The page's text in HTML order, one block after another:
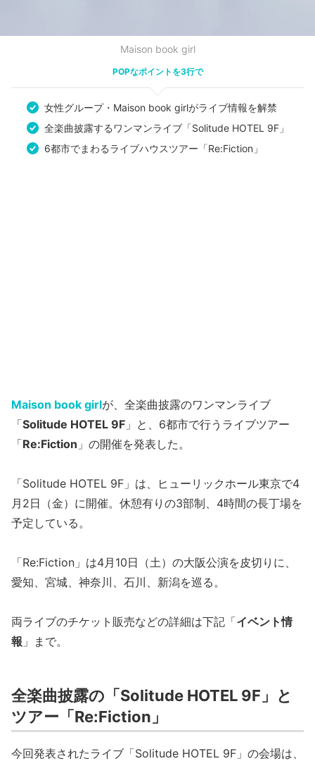
Maison book girl
POPなポイントを3行で
女性グループ・Maison book girlがライブ情報を解禁
全楽曲披露するワンマンライブ「Solitude HOTEL 9F」
6都市でまわるライブハウスツアー「Re:Fiction」
Maison book girlが、全楽曲披露のワンマンライブ
「Solitude HOTEL 9F 」と、6都市で行うライブツアー
「Re:Fiction 」の開催を発表した。
「Solitude HOTEL 9F」は、ヒューリックホール東京で4
月2日（金）に開催。休憩有りの3部制、4時間の長丁場を
予定している。
「Re:Fiction」は4月10日（土）の大阪公演を皮切りに、
愛知、宮城、神奈川、石川、新潟を巡る。
両ライブのチケット販売などの詳細は下記「イベント情
報 」まで。
全楽曲披露の「Solitude HOTEL 9F」と
ツアー「Re:Fiction」
今回発表されたライブ「Solitude HOTEL 9F」の会場は、